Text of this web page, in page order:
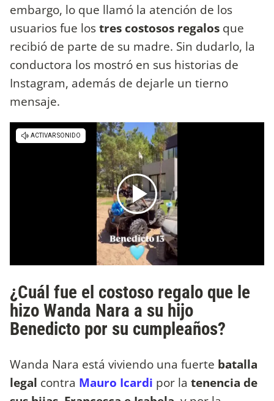
embargo, lo que llamó la atención de los
usuarios fue lostres costosos regalos que
recibió de parte de su madre. Sin dudarlo, la
conductora los mostró en sus historias de
Instagram, además de dejarle un tierno
mensaje.
¿Cuál fue el costoso regalo que le
hizo Wanda Nara a su hijo
Benedicto por su cumpleaños?
Wanda Nara está viviendo una fuerte batalla
legal contra Mauro Icardi por la tenencia de